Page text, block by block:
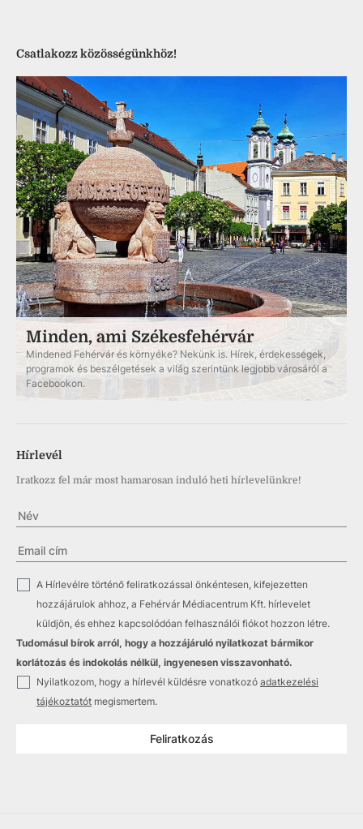
Csatlakozz közösségünkhöz!
Minden, ami Székesfehérvár
Mindened Fehérvár és környéke? Nekünk is. Hírek, érdekességek,
programok és beszélgetések a világ szerintünk legjobb városáról a
Facebookon.
Hírlevél
Iratkozz fel már most hamarosan induló heti hírlevelünkre!
A Hírlevélre történő feliratkozással önkéntesen, kifejezetten
hozzájárulok ahhoz, a Fehérvár Médiacentrum Kft. hírlevelet
küldjön, és ehhez kapcsolódóan felhasználói fiókot hozzon létre.
Tudomásul bírok arról, hogy a hozzájáruló nyilatkozat bármikor
korlátozás és indokolás nélkül, ingyenesen visszavonható.
Nyilatkozom, hogy a hírlevél küldésre vonatkozó adatkezelési
tájékoztatót megismertem.
Feliratkozás